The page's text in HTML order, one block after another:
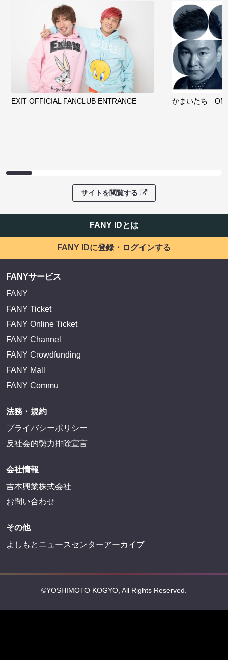
EXIT OFFICIAL FANCLUB ENTRANCE かまいたち
サイトを閲覧する
FANY IDとは
FANY IDに登録・ログインする
FANYサービス
FANY
FANY Ticket
FANY Online Ticket
FANY Channel
FANY Crowdfunding
FANY Mall
FANY Commu
法務・規約
プライバシーポリシー
反社会的勢力排除宣言
会社情報
吉本興業株式会社
お問い合わせ
その他
よしもとニュースセンターアーカイブ
©YOSHIMOTO KOGYO, All Rights Reserved.